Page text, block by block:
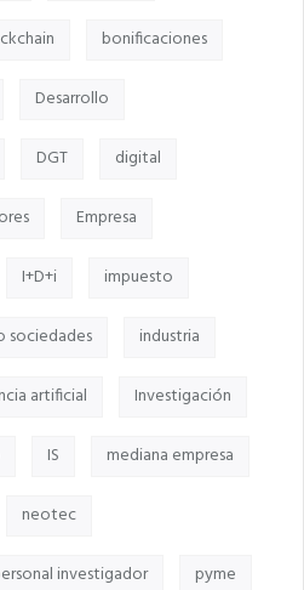
bonificaciones
Desarrollo
DGT digital
Empresa
I+D+i impuesto
sociedades industria
artificial Investigación
IS mediana empresa
neotec
investigador pyme